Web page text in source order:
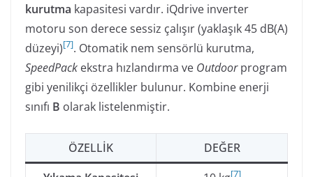
kurutma kapasitesi vardır. iQdrive inverter
motoru son derece sessiz çalışır (yaklaşık 45 dB(A)
düzeyi)[7]. Otomatik nem sensörlü kurutma,
SpeedPack ekstra hızlandırma ve Outdoorprogram
gibi yenilikçi özellikler bulunur. Kombine enerji
sınıfı B olarak listelenmiştir.
ÖZELLIK
DEĞER
[7]